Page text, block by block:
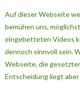
Auf dieser Webseite
bemühen uns,
eingebetteten Videos
dennoch sinnvoll sein.
Webseite, die
Entscheidung liegt